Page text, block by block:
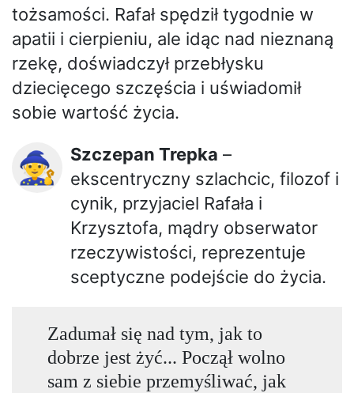
tożsamości. Rafał spędził tygodnie w
apatii i cierpieniu, ale idąc nad nieznaną
rzekę, doświadczył przebłysku
dziecięcego szczęścia i uświadomił
sobie wartość życia.
🧙 Szczepan Trepka –
ekscentryczny szlachcic, filozof i
cynik, przyjaciel Rafała i
Krzysztofa, mądry obserwator
rzeczywistości, reprezentuje
sceptyczne podejście do życia.
Zadumał się nad tym, jak to
dobrze jest żyć... Począł wolno
sam z siebie przemyśliwać, jak